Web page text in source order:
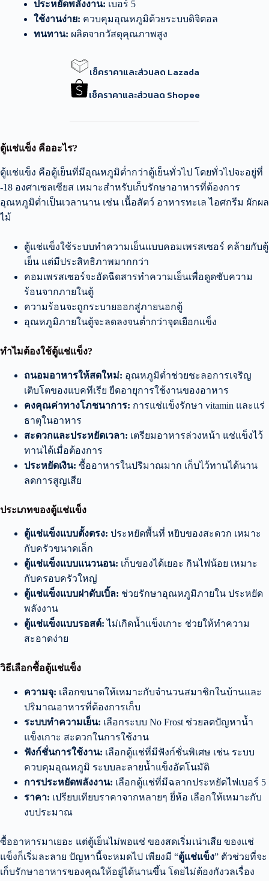
ประหยัดพลังงาน: เบอร์ 5
ใช้งานง่าย: ควบคุมอุณหภูมิด้วยระบบดิจิตอล
ทนทาน: ผลิตจากวัสดุคุณภาพสูง
เช็คราคาและส่วนลด Lazada
เช็คราคาและส่วนลด Shopee
ตู้แช่แข็ง คืออะไร?
ตู้แช่แข็ง คือตู้เย็นที่มีอุณหภูมิต่ำกว่าตู้เย็นทั่วไป โดยทั่วไปจะอยู่ที่
-18 องศาเซลเซียส เหมาะสำหรับเก็บรักษาอาหารที่ต้องการ
อุณหภูมิต่ำเป็นเวลานาน เช่น เนื้อสัตว์ อาหารทะเล ไอศกรีม ผักผล
ไม้
ตู้แช่แข็งใช้ระบบทำความเย็นแบบคอมเพรสเซอร์ คล้ายกับตู้
เย็น แต่มีประสิทธิภาพมากกว่า
คอมเพรสเซอร์จะอัดฉีดสารทำความเย็นเพื่อดูดซับความ
ร้อนจากภายในตู้
ความร้อนจะถูกระบายออกสู่ภายนอกตู้
อุณหภูมิภายในตู้จะลดลงจนต่ำกว่าจุดเยือกแข็ง
ทำไมต้องใช้ตู้แช่แข็ง?
ถนอมอาหารให้สดใหม่: อุณหภูมิต่ำช่วยชะลอการเจริญ
เติบโตของแบคทีเรีย ยืดอายุการใช้งานของอาหาร
คงคุณค่าทางโภชนาการ: การแช่แข็งรักษา vitamin และแร่
ธาตุในอาหาร
สะดวกและประหยัดเวลา: เตรียมอาหารล่วงหน้า แช่แข็งไว้
ทานได้เมื่อต้องการ
ประหยัดเงิน: ซื้ออาหารในปริมาณมาก เก็บไว้ทานได้นาน
ลดการสูญเสีย
ประเภทของตู้แช่แข็ง
ตู้แช่แข็งแบบตั้งตรง: ประหยัดพื้นที่ หยิบของสะดวก เหมาะ
กับครัวขนาดเล็ก
ตู้แช่แข็งแบบแนวนอน: เก็บของได้เยอะ กินไฟน้อย เหมาะ
กับครอบครัวใหญ่
ตู้แช่แข็งแบบฝาดับเบิ้ล: ช่วยรักษาอุณหภูมิภายใน ประหยัด
พลังงาน
ตู้แช่แข็งแบบรอสต์: ไม่เกิดน้ำแข็งเกาะ ช่วยให้ทำความ
สะอาดง่าย
วิธีเลือกซื้อตู้แช่แข็ง
ความจุ: เลือกขนาดให้เหมาะกับจำนวนสมาชิกในบ้านและ
ปริมาณอาหารที่ต้องการเก็บ
ระบบทำความเย็น: เลือกระบบ No Frost ช่วยลดปัญหาน้ำ
แข็งเกาะ สะดวกในการใช้งาน
ฟังก์ชั่นการใช้งาน: เลือกตู้แช่ที่มีฟังก์ชั่นพิเศษ เช่น ระบบ
ควบคุมอุณหภูมิ ระบบละลายน้ำแข็งอัตโนมัติ
การประหยัดพลังงาน: เลือกตู้แช่ที่มีฉลากประหยัดไฟเบอร์ 5
ราคา: เปรียบเทียบราคาจากหลายๆ ยี่ห้อ เลือกให้เหมาะกับ
งบประมาณ
ซื้ออาหารมาเยอะ แต่ตู้เย็นไม่พอแช่ ของสดเริ่มเน่าเสีย ของแช่
แข็งก็เริ่มละลาย ปัญหานี้จะหมดไป เพียงมี “ตู้แช่แข็ง” ตัวช่วยที่จะ
เก็บรักษาอาหารของคุณให้อยู่ได้นานขึ้น โดยไม่ต้องกังวลเรื่อง